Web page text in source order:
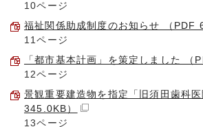
10ページ
福祉関係助成制度のお知らせ （PDF
11ページ
「都市基本計画」を策定しました （
12ページ
景観重要建造物を指定「旧須田歯科
345.0KB）
13ページ